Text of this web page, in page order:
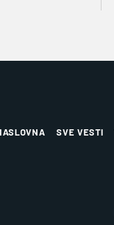
SVE VESTI